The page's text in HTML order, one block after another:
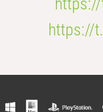
https://